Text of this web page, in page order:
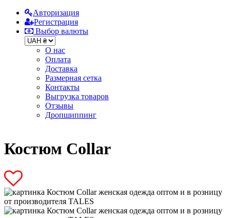
Авторизация
Регистрация
Выбор валюты
О нас
Оплата
Доставка
Размерная сетка
Контакты
Выгрузка товаров
Отзывы
Дропшиппинг
Костюм Collar